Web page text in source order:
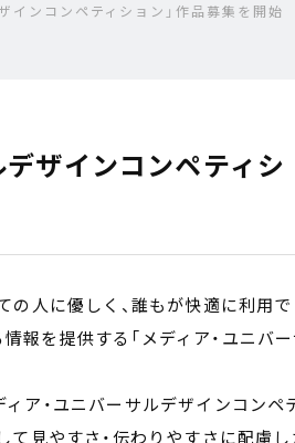
インコンペティション」作品募集を開始
デザインコンペティシ
の人に優しく、誰もが快適に利用
報を提供する「メディア・ユニバ
ア・ユニバーサルデザインコンペ
て見やすさ・伝わりやすさに配慮